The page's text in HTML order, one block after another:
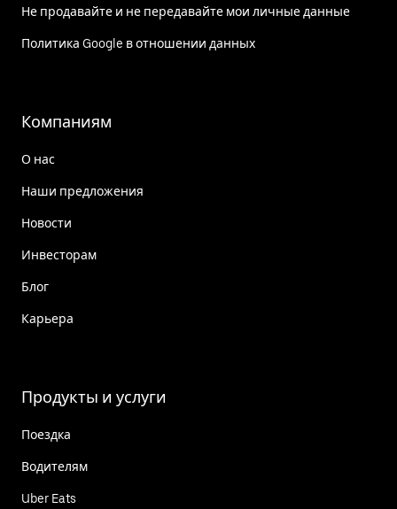
Не продавайте и не передавайте мои личные данные
Политика Google в отношении данных
Компаниям
О нас
Наши предложения
Новости
Инвесторам
Блог
Карьера
Продукты и услуги
Поездка
Водителям
Uber Eats